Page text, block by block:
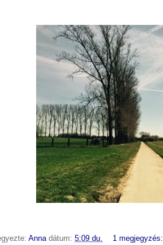
Anna dátum: 5:09 du.
1 megjegyzés: